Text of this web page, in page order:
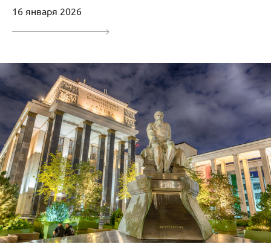
16 января 2026